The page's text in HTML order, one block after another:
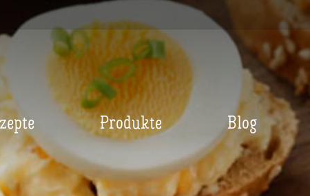
Produkte Blog